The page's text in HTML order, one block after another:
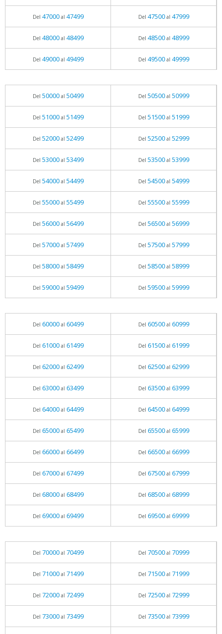
Del 47000al 47499 Del 47500al 47999
Del 48000al 48499 Del 48500al 48999
Del 49000al 49499 Del 49500al 49999
Del 50000al 50499 Del 50500al 50999
Del 51000al 51499 Del 51500al 51999
Del 52000al 52499 Del 52500al 52999
Del 53000al 53499 Del 53500al 53999
Del 54000al 54499 Del 54500al 54999
Del 55000al 55499 Del 55500al 55999
Del 56000al 56499 Del 56500al 56999
Del 57000al 57499 Del 57500al 57999
Del 58000al 58499 Del 58500al 58999
Del 59000al 59499 Del 59500al 59999
Del 60000al 60499 Del 60500al 60999
Del 61000al 61499 Del 61500al 61999
Del 62000al 62499 Del 62500al 62999
Del 63000al 63499 Del 63500al 63999
Del 64000al 64499 Del 64500al 64999
Del 65000al 65499 Del 65500al 65999
Del 66000al 66499 Del 66500al 66999
Del 67000al 67499 Del 67500al 67999
Del 68000al 68499 Del 68500al 68999
Del 69000al 69499 Del 69500al 69999
Del 70000al 70499 Del 70500al 70999
Del 71000al 71499 Del 71500al 71999
Del 72000al 72499 Del 72500al 72999
Del 73000al 73499 Del 73500al 73999